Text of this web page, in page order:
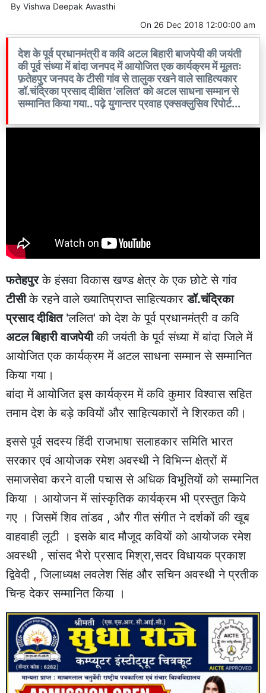
By Vishwa Deepak Awasthi
On 26 Dec 2018 12:00:00 am
देश के पूर्व प्रधानमंत्री व कवि अटल बिहारी बाजपेयी की जयंती
की पूर्व संध्या में बांदा जनपद में आयोजित एक कार्यक्रम में मूलतः
फ़तेहपुर जनपद के टीसी गांव से तालुक रखने वाले साहित्यकार
डॉ.चंद्रिका प्रसाद दीक्षित 'ललित' को अटल साधना सम्मान से
सम्मानित किया गया.. पढ़े युगान्तर प्रवाह एक्सक्लुसिव रिपोर्ट...
फतेहपुरके हंसवा विकास खण्ड क्षेत्र के एक छोटे से गांव
टीसीके रहने वाले ख्यातिप्राप्त साहित्यकारडॉ.चंद्रिका
प्रसाद दीक्षित'ललित' को देश के पूर्व प्रधानमंत्री व कवि
अटल बिहारी वाजपेयीकी जयंती के पूर्व संध्या में बांदा जिले में
आयोजित एक कार्यक्रम में अटल साधना सम्मान से सम्मानित
किया गया।
बांदा में आयोजित इस कार्यक्रम में कवि कुमार विश्वास सहित
तमाम देश के बड़े कवियों और साहित्यकारों ने शिरकत की।
इससे पूर्व सदस्य हिंदी राजभाषा सलाहकार समिति भारत
सरकार एवं आयोजक रमेश अवस्थी ने विभिन्न क्षेत्रों में
समाजसेवा करने वाली पचास से अधिक विभूतियों को सम्मानित
किया । आयोजन में सांस्कृतिक कार्यक्रम भी प्रस्तुत किये
गए । जिसमें शिव तांडव , और गीत संगीत ने दर्शकों की खूब
वाहवाही लूटी । इसके बाद मौजूद कवियों को आयोजक रमेश
अवस्थी , सांसद भैरो प्रसाद मिश्रा,सदर विधायक प्रकाश
द्विवेदी , जिलाध्यक्ष लवलेश सिंह और सचिन अवस्थी ने प्रतीक
चिन्ह देकर सम्मानित किया ।